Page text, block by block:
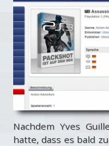
Nachdem Yves
hatte, dass es bald